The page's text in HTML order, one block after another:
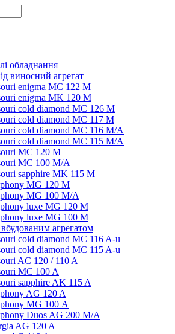
обладнання
виносний агрегат
enigma MC 122 M
enigma MK 120 M
cold diamond MC 126 M
cold diamond MC 117 M
cold diamond MC 116 M/A
cold diamond MC 115 M/A
MC 120 M
MC 100 M/A
sapphire MK 115 M
MG 120 M
MG 100 M/А
luxe MG 120 M
luxe MG 100 M
агрегатом
cold diamond MC 116 A-u
cold diamond MC 115 A-u
AC 120 / 110 A
MC 100 A
sapphire AK 115 A
AG 120 A
MG 100 А
Duos AG 200 M/A
AG 120 A